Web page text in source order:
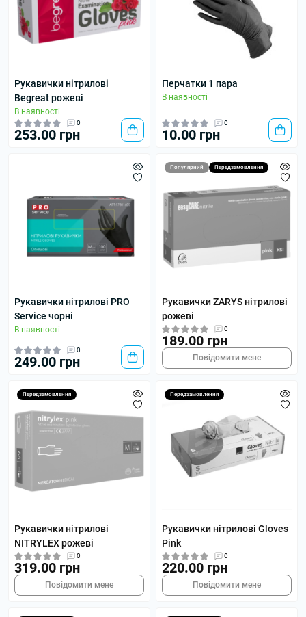
Рукавички нітрилові
Begreat рожеві
В наявності
0
253.00 грн
Перчатки 1 пара
В наявності
0
10.00 грн
Рукавички нітрилові PRO
Service чорні
В наявності
0
249.00 грн
Популярний Передзамовлення
Рукавички ZARYS нітрилові
рожеві
0
189.00 грн
Повідомити мене
Передзамовлення
Рукавички нітрилові
NITRYLEX рожеві
0
319.00 грн
Повідомити мене
Передзамовлення
Рукавички нітрилові Gloves
Pink
0
220.00 грн
Повідомити мене